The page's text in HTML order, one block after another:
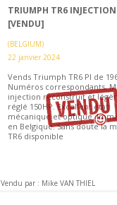
TRIUMPH TR6
[VENDU]
(BELGIUM)
22 janvier 2024
Vends Triumph TR6 PI de
Numéros correspondants.
injection reconstruit et
réglé 150HP. Excellent état
mécanique et optique.
en Belgique. Sans doute la
TR6 disponible
Vendu par : Mike VAN THIEL